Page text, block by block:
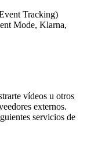
Tracking)
Mode, Klarna,
vídeos u otros
externos.
servicios de